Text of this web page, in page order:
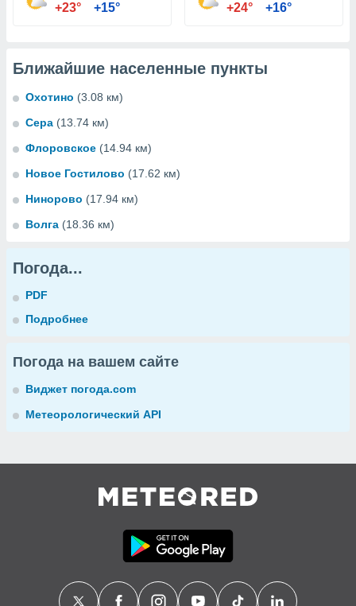
+23° +15° +24° +16°
Ближайшие населенные пункты
Охотино (3.08 км)
Сера (13.74 км)
Флоровское (14.94 км)
Новое Гостилово (17.62 км)
Нинорово (17.94 км)
Волга (18.36 км)
Погода...
PDF
Подробнее
Погода на вашем сайте
Виджет погода.com
Метеорологический API